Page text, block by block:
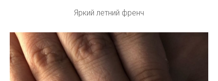
Яркий летний френч